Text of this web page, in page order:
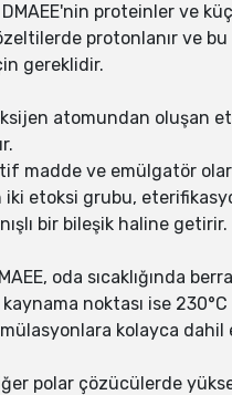
proteinler ve
protonlanır ve
gereklidir.
atomundan oluşan
madde ve emülgatör
iki etoksi grubu,
bir bileşik haline getirir.
oda sıcaklığında
noktası ise 230°C
kolayca
polar çözücülerde